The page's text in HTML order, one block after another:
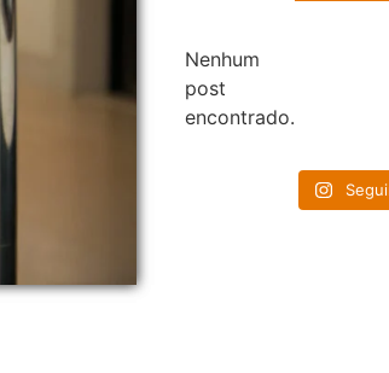
Nenhum
post
encontrado.